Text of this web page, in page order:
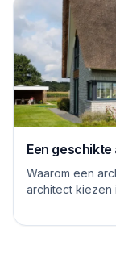
Een
moet je op
Waarom een
architect kiezen